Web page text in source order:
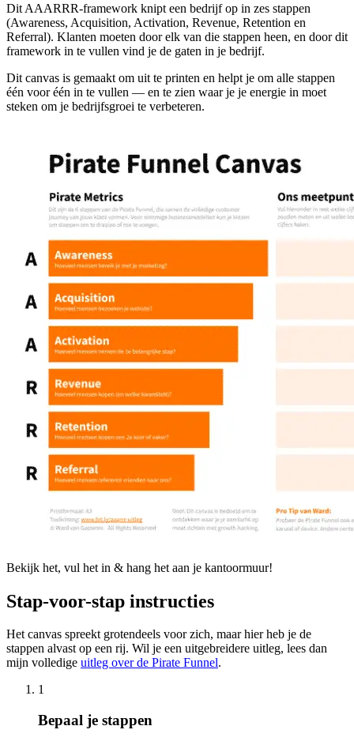
Dit AAARRR-framework knipt een bedrijf op in zes stappen
(Awareness, Acquisition, Activation, Revenue, Retention en
Referral). Klanten moeten door elk van die stappen heen, en door dit
framework in te vullen vind je de gaten in je bedrijf.
Dit canvas is gemaakt om uit te printen en helpt je om alle stappen
één voor één in te vullen — en te zien waar je je energie in moet
steken om je bedrijfsgroei te verbeteren.
Bekijk het, vul het in & hang het aan je kantoormuur!
Stap-voor-stap instructies
Het canvas spreekt grotendeels voor zich, maar hier heb je de
stappen alvast op een rij. Wil je een uitgebreidere uitleg, lees dan
mijn volledige uitleg over de Pirate Funnel.
1
Bepaal je stappen